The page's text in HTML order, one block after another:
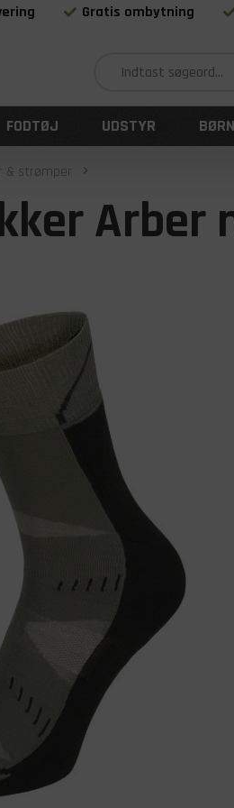
Gratis ombytning
FODTØJ UDSTYR BØRN
& strømper
Arber